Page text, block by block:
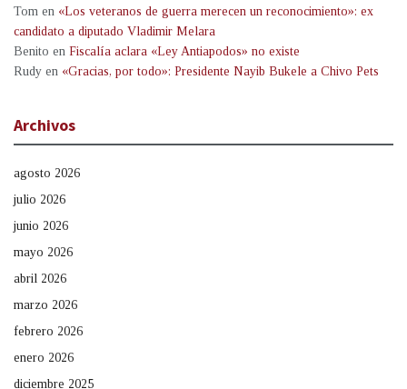
Tom en «Los veteranos de guerra merecen un reconocimiento»: ex
candidato a diputado Vladimir Melara
Benito en Fiscalía aclara «Ley Antiapodos» no existe
Rudy en «Gracias, por todo»: Presidente Nayib Bukele a Chivo Pets
Archivos
agosto 2026
julio 2026
junio 2026
mayo 2026
abril 2026
marzo 2026
febrero 2026
enero 2026
diciembre 2025